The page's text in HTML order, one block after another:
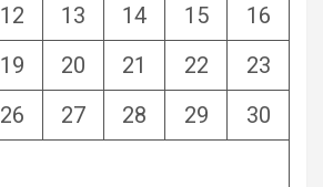
12 13 14 15
16
19 20 21 22
23
26 27 28 29
30